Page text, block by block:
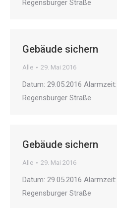
Regensburger Straße
Gebäude sichern
Alle 29. Mai 2016
Datum: 29.05.2016
Regensburger Straße
Gebäude sichern
Alle 29. Mai 2016
Datum: 29.05.2016
Regensburger Straße